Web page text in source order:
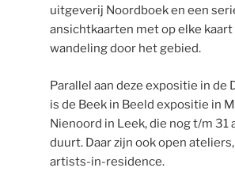
uitgeverij Noordboek en een
ansichtkaarten met op elke kaart
wandeling door het gebied.
Parallel aan deze expositie in de
is de Beek in Beeld expositie in
Nienoord in Leek, die nog t/m 31
duurt. Daar zijn ook open
artists-in-residence.